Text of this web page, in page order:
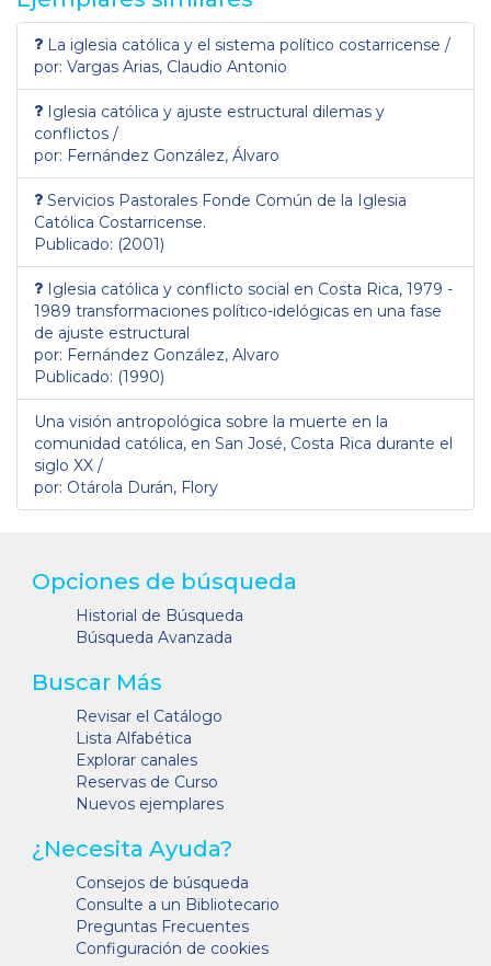
La iglesia católica y el sistema político costarricense /
por: Vargas Arias, Claudio Antonio
Iglesia católica y ajuste estructural dilemas y
conflictos /
por: Fernández González, Álvaro
Servicios Pastorales Fonde Común de la Iglesia
Católica Costarricense.
Publicado: (2001)
Iglesia católica y conflicto social en Costa Rica, 1979 -
1989 transformaciones político-idelógicas en una fase
de ajuste estructural
por: Fernández González, Alvaro
Publicado: (1990)
Una visión antropológica sobre la muerte en la
comunidad católica, en San José, Costa Rica durante el
siglo XX /
por: Otárola Durán, Flory
Opciones de búsqueda
Historial de Búsqueda
Búsqueda Avanzada
Buscar Más
Revisar el Catálogo
Lista Alfabética
Explorar canales
Reservas de Curso
Nuevos ejemplares
¿Necesita Ayuda?
Consejos de búsqueda
Consulte a un Bibliotecario
Preguntas Frecuentes
Configuración de cookies